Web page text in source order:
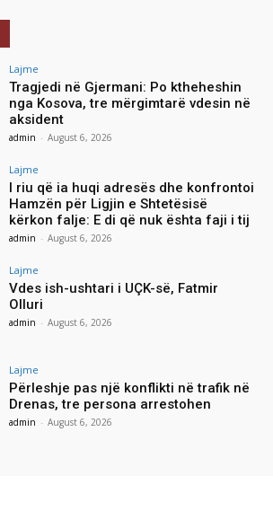
Lajme
Tragjedi në Gjermani: Po ktheheshin
nga Kosova, tre mërgimtarë vdesin në
aksident
admin - August 6, 2026
Lajme
I riu që ia huqi adresës dhe konfrontoi
Hamzën për Ligjin e Shtetësisë
kërkon falje: E di që nuk ështa faji i tij
admin - August 6, 2026
Lajme
Vdes ish-ushtari i UÇK-së, Fatmir
Olluri
admin - August 6, 2026
Lajme
Përleshje pas një konflikti në trafik në
Drenas, tre persona arrestohen
admin - August 6, 2026